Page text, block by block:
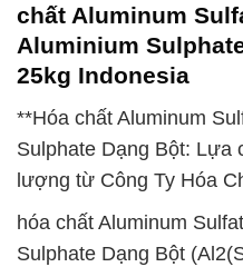
chất Aluminum
Aluminium
25kg Indonesia
**Hóa chất Aluminum
Sulphate Dạng Bột: Lựa
lượng từ Công Ty Hóa
hóa chất Aluminum
Sulphate Dạng Bột